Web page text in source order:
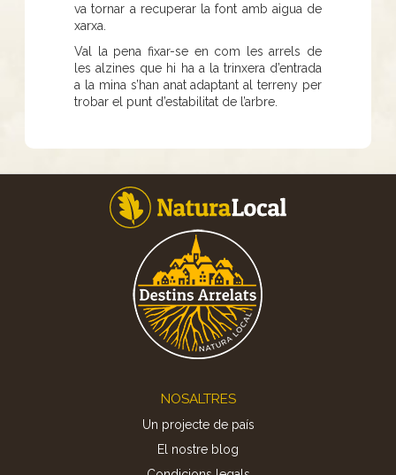
va tornar a recuperar la font amb aigua de
xarxa.
Val la pena fixar-se en com les arrels de
les alzines que hi ha a la trinxera d’entrada
a la mina s’han anat adaptant al terreny per
trobar el punt d’estabilitat de l’arbre.
NOSALTRES
Un projecte de país
El nostre blog